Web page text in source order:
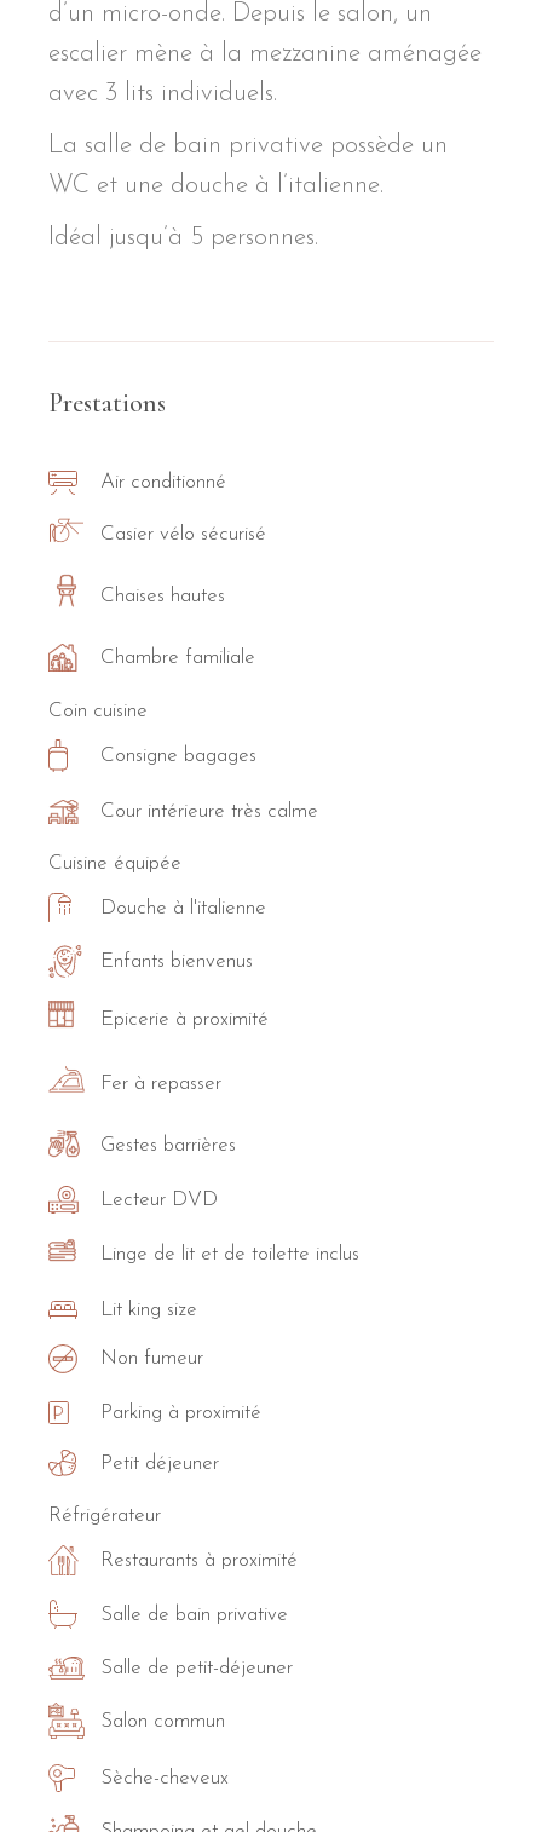
d’un micro-onde. Depuis le salon, un
escalier mène à la mezzanine aménagée
avec 3 lits individuels.
La salle de bain privative possède un
WC et une douche à l’italienne.
Idéal jusqu’à 5 personnes.
Prestations
Air conditionné
Casier vélo sécurisé
Chaises hautes
Chambre familiale
Coin cuisine
Consigne bagages
Cour intérieure très calme
Cuisine équipée
Douche à l'italienne
Enfants bienvenus
Epicerie à proximité
Fer à repasser
Gestes barrières
Lecteur DVD
Linge de lit et de toilette inclus
Lit king size
Non fumeur
Parking à proximité
Petit déjeuner
Réfrigérateur
Restaurants à proximité
Salle de bain privative
Salle de petit-déjeuner
Salon commun
Sèche-cheveux